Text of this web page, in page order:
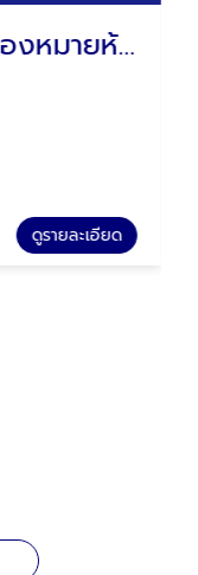
จำหน่ายป้ายเครื่องหมายห้าม
ดูรายละเอียด